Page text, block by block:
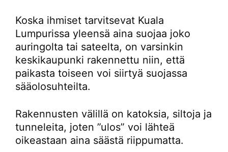
Koska ihmiset tarvitsevat Kuala
Lumpurissa yleensä aina suojaa joko
auringolta tai sateelta, on varsinkin
keskikaupunki rakennettu niin, että
paikasta toiseen voi siirtyä suojassa
sääolosuhteilta.
Rakennusten välillä on katoksia, siltoja ja
tunneleita, joten ”ulos” voi lähteä
oikeastaan aina säästä riippumatta.